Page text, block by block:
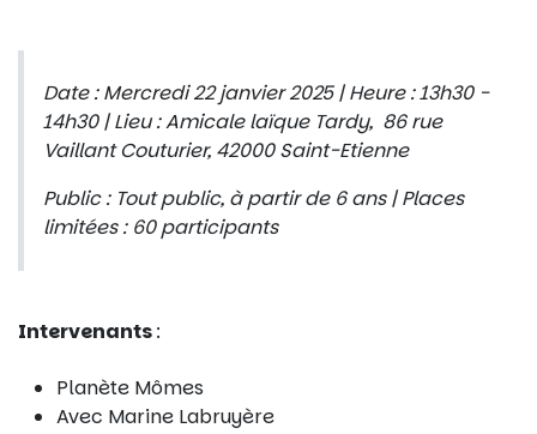
Date : Mercredi 22 janvier 2025 | Heure : 13h30 -
14h30 | Lieu : Amicale laïque Tardy, 86 rue
Vaillant Couturier, 42000 Saint-Etienne
Public : Tout public, à partir de 6 ans | Places
limitées : 60 participants
Intervenants:
Planète Mômes
Avec Marine Labruyère